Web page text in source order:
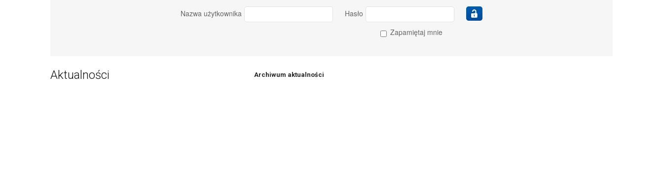
Nazwa użytkownika
Hasło
Zapamiętaj mnie
Aktualności Archiwum aktualności